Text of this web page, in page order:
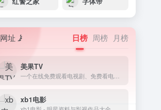
网址 日榜 周榜 月榜
美果TV
xb1电影